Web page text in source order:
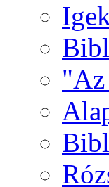
"Az